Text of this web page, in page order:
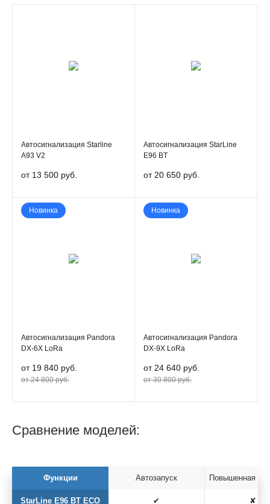
Автосигнализация Starline
А93 V2
от 13 500 руб.
Автосигнализация StarLine
E96 BT
от 20 650 руб.
Новинка
Автосигнализация Pandora
DX-6X LoRa
от 19 840 руб.
от 24 800 руб.
Новинка
Автосигнализация Pandora
DX-9X LoRa
от 24 640 руб.
от 30 800 руб.
Сравнение моделей:
Функции
StarLine E96 BT ECO
Автозапуск
✔
Повышенная
✘